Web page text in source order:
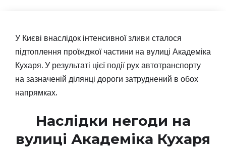
У Києві внаслідок інтенсивної зливи сталося
підтоплення проїжджої частини на вулиці Академіка
Кухаря. У результаті цієї події рух автотранспорту
на зазначеній ділянці дороги затруднений в обох
напрямках.
Наслідки негоди на
вулиці Академіка Кухаря